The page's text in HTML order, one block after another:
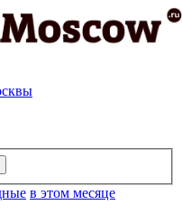
в этом месяце